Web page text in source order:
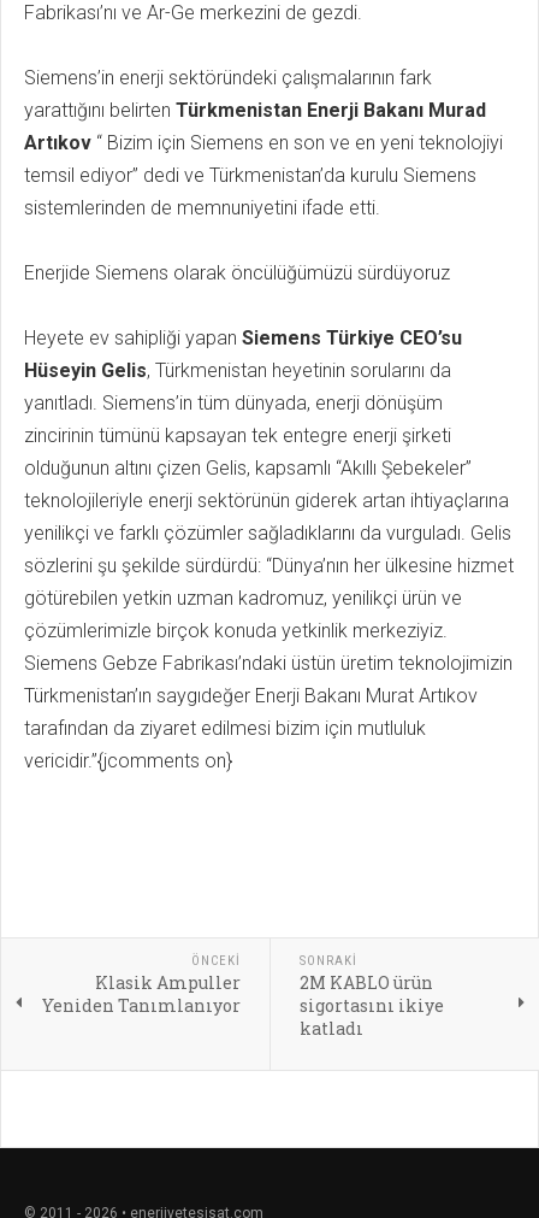
Fabrikası’nı ve Ar-Ge merkezini de gezdi.
Siemens’in enerji sektöründeki çalışmalarının fark
yarattığını belirten Türkmenistan Enerji Bakanı Murad
Artıkov “ Bizim için Siemens en son ve en yeni teknolojiyi
temsil ediyor” dedi ve Türkmenistan’da kurulu Siemens
sistemlerinden de memnuniyetini ifade etti.
Enerjide Siemens olarak öncülüğümüzü sürdüyoruz
Heyete ev sahipliği yapan Siemens Türkiye CEO’su
Hüseyin Gelis, Türkmenistan heyetinin sorularını da
yanıtladı. Siemens’in tüm dünyada, enerji dönüşüm
zincirinin tümünü kapsayan tek entegre enerji şirketi
olduğunun altını çizen Gelis, kapsamlı “Akıllı Şebekeler”
teknolojileriyle enerji sektörünün giderek artan ihtiyaçlarına
yenilikçi ve farklı çözümler sağladıklarını da vurguladı. Gelis
sözlerini şu şekilde sürdürdü: “Dünya’nın her ülkesine hizmet
götürebilen yetkin uzman kadromuz, yenilikçi ürün ve
çözümlerimizle birçok konuda yetkinlik merkeziyiz.
Siemens Gebze Fabrikası’ndaki üstün üretim teknolojimizin
Türkmenistan’ın saygıdeğer Enerji Bakanı Murat Artıkov
tarafından da ziyaret edilmesi bizim için mutluluk
vericidir.”{jcomments on}
ÖNCEKI
Klasik Ampuller
Yeniden Tanımlanıyor
SONRAKI
2M KABLO ürün
sigortasını ikiye
katladı
© 2011 - 2026 • enerjivetesisat.com